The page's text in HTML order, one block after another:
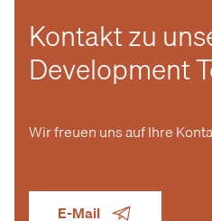
Kontakt zu
Development
Wir freuen uns auf Ihre
E-Mail